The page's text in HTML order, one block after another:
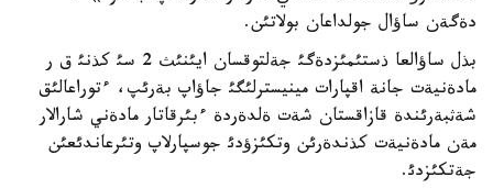
دةگةن ساؤال جولداعان بولاتئن.
بذل ساؤالعا ذستئمئزدةگئ جةلتوقسان ايئنئث 2 سئ كذنئ ق ر
مادةنيةت جانة اقپارات مينيسترلئگئ جاؤاپ بةرئپ، ءتوراعالئق
شةثبةرئندة قازاقستان شةت ةلدةردة ءبئرقاتار مادةني شارالار
مةن مادةنيةت كذندةرئن وتكئزؤدئ جوسپارلاپ وتئرعاندئعئن
جةتكئزدئ.